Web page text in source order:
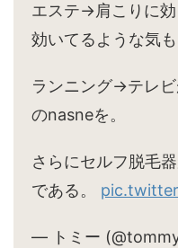
エステ→肩こりに
効いてるような気も
ランニング→テレ
のnasneを。
さらにセルフ脱毛
である。
— トミー